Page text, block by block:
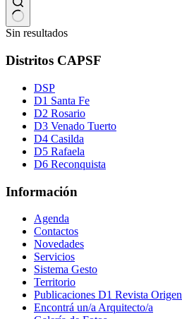
Sin resultados
Distritos CAPSF
DSP
D1 Santa Fe
D2 Rosario
D3 Venado Tuerto
D4 Casilda
D5 Rafaela
D6 Reconquista
Información
Agenda
Contactos
Novedades
Servicios
Sistema Gesto
Territorio
Publicaciones D1 Revista Origen
Encontrá un/a Arquitecto/a